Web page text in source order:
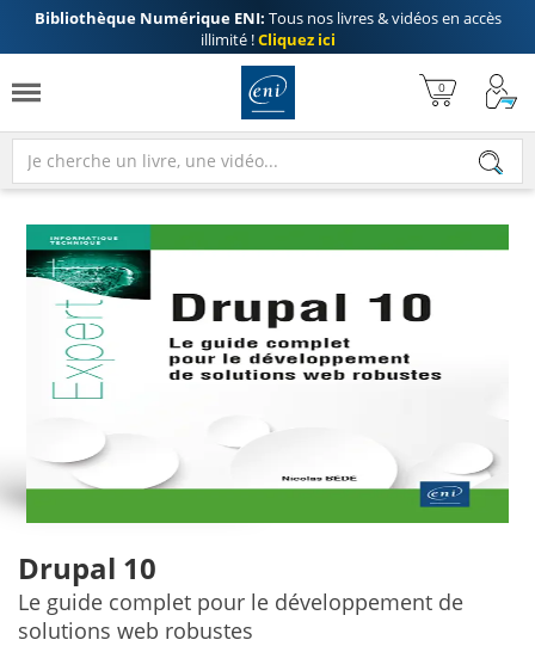
Bibliothèque Numérique ENI: Tous nos livres & vidéos en accès
illimité !Cliquez ici
Drupal 10
Le guide complet pour le développement de
solutions web robustes